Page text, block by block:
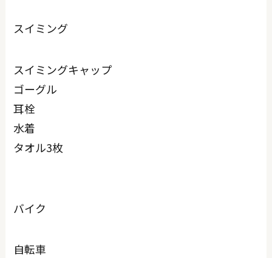
スイミング
スイミングキャップ
ゴーグル
耳栓
水着
タオル3枚
バイク
自転車